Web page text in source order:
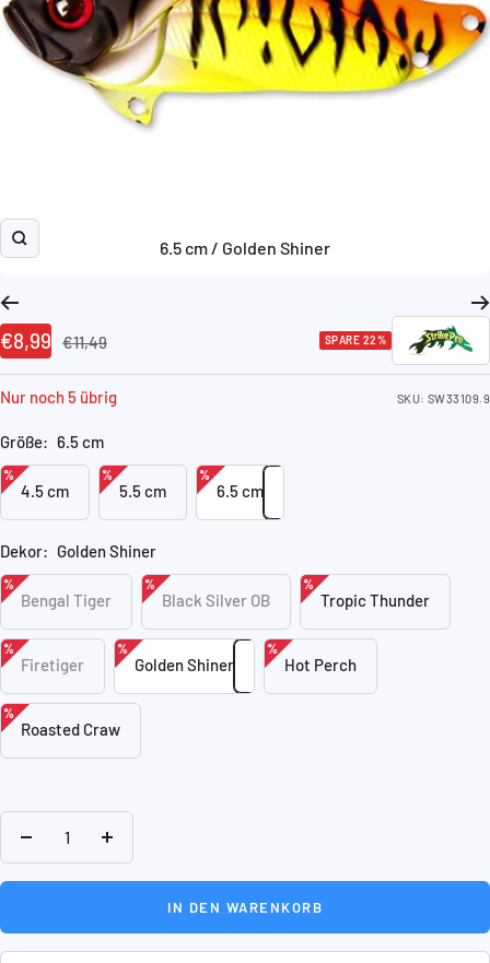
6.5 cm / Golden Shiner
Zoom
Angebotspreis
€8,99
Regulärer
€11,49 SPARE 22%
Nur noch 5 übrig SKU: SW33109.9
Größe: 6.5 cm
4.5 cm
%
5.5 cm
%
6.5 cm
%
Dekor: Golden Shiner
Bengal Tiger
%
Black Silver OB
%
Tropic Thunder
%
Firetiger
%
Golden Shiner
%
Hot Perch
%
Roasted Craw
%
Menge
Menge
IN DEN WARENKORB